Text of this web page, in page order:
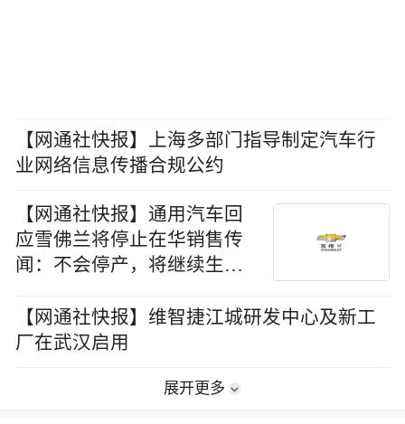
【网通社快报】上海多部门指导制定汽车行
业网络信息传播合规公约
【网通社快报】通用汽车回
应雪佛兰将停止在华销售传
闻：不会停产，将继续生产
【网通社快报】维智捷江城研发中心及新工
厂在武汉启用
展开更多